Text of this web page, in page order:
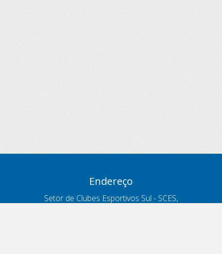
Endereço
Setor de Clubes Esportivos Sul - SCES,